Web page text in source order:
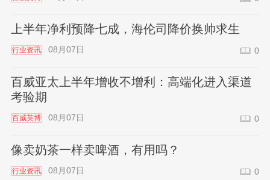
上半年净利预降七成，海伦司降价换帅求生
行业资讯 08月07日 0
百威亚太上半年增收不增利：高端化进入渠道
考验期
百威英博 08月07日 0
像卖奶茶一样卖啤酒，有用吗？
行业资讯 08月07日 0